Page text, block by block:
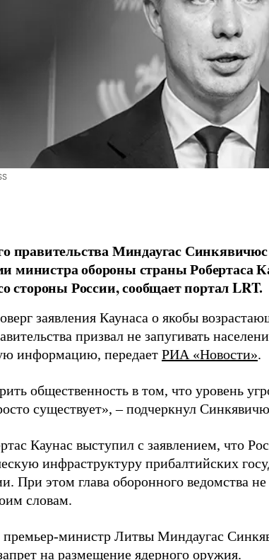
правительства Миндаугас Синкявичюс
министра обороны страны Робертаса
стороны России, сообщает портал LRT.
заявления Каунаса о якобы
призвал не запугивать
информацию, передает РИА «Новости».
общественность в том, что уровень
существует», – подчеркнул
Каунас выступил с заявлением, что
инфраструктуру прибалтийских
При этом глава оборонного ведомства
словам.
министр Литвы Миндаугас
на размещение ядерного оружия.